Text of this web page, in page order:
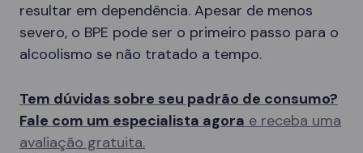
resultar em dependência. Apesar de menos
severo, o BPE pode ser o primeiro passo para o
alcoolismo se não tratado a tempo.
Tem dúvidas sobre seu padrão de consumo?
Fale com um especialista agora e receba uma
avaliação gratuita.